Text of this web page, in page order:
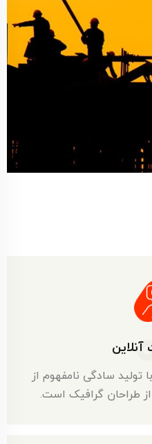
سادگی نامفهوم از
طراحان گرافیک است.